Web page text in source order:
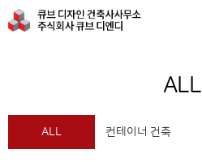
ALL
ALL 컨테이너 건축